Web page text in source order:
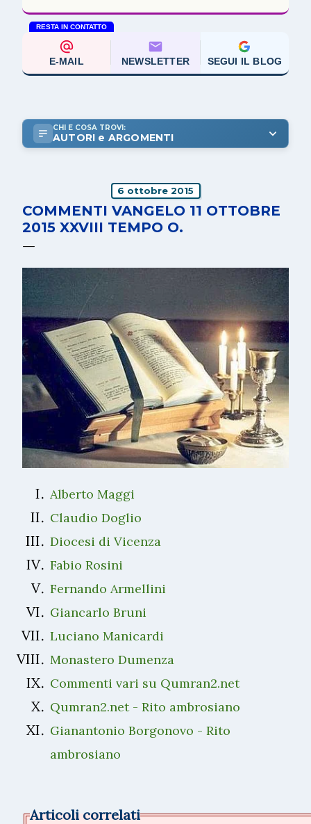
RESTA IN CONTATTO
E-MAIL NEWSLETTER SEGUI IL BLOG
CHI E COSA TROVI:
AUTORI e ARGOMENTI
6 ottobre 2015
COMMENTI VANGELO 11 OTTOBRE
2015 XXVIII TEMPO O.
Alberto Maggi
Claudio Doglio
Diocesi di Vicenza
Fabio Rosini
Fernando Armellini
Giancarlo Bruni
Luciano Manicardi
Monastero Dumenza
Commenti vari su Qumran2.net
Qumran2.net - Rito ambrosiano
Gianantonio Borgonovo - Rito
ambrosiano
Articoli correlati